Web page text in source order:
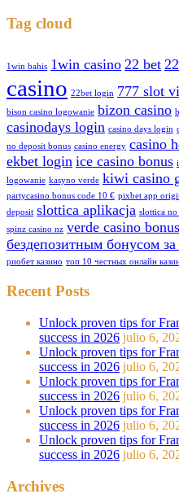
Tag cloud
1win bahis 1win casino 22 bet
casino 22bet login 777 slot
bison casino logowanie bizon casino
casinodays login casino days login
no deposit bonus casino energy casino
ekbet login ice casino bonus
logowanie kasyno verde kiwi casino
partycasino bonus code 10 € pixbet app
deposit slottica aplikacja slottica no
spinz casino nz verde casino bonus
бездепозитным бонусом
риобет казино топ 10 честных онлайн
Recent Posts
Unlock proven tips for
success in 2026 julio 6,
Unlock proven tips for
success in 2026 julio 6,
Unlock proven tips for
success in 2026 julio 6,
Unlock proven tips for
success in 2026 julio 6,
Unlock proven tips for
success in 2026 julio 6,
Archives